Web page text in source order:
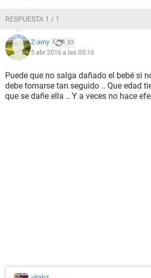
RESPUESTA 1 / 1
Z-amy 53
5 abr 2016 a las 03:16
Puede que no salga dañado el bebé si
debe tomarse tan seguido .. Que edad
que se dañe ella .. Y a veces no hace